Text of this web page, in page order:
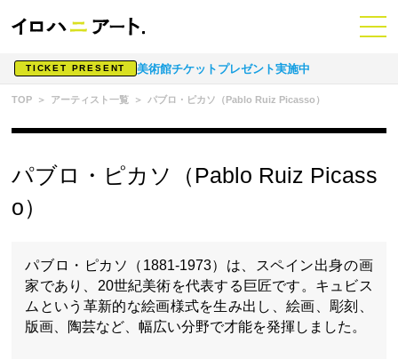
TICKET PRESENT 美術館チケットプレゼント実施中
TOP アーティスト一覧 パブロ・ピカソ（Pablo Ruiz Picasso）
パブロ・ピカソ（Pablo Ruiz Picass
o）
パブロ・ピカソ（1881-1973）は、スペイン出身の画
家であり、20世紀美術を代表する巨匠です。キュビス
ムという革新的な絵画様式を生み出し、絵画、彫刻、
版画、陶芸など、幅広い分野で才能を発揮しました。